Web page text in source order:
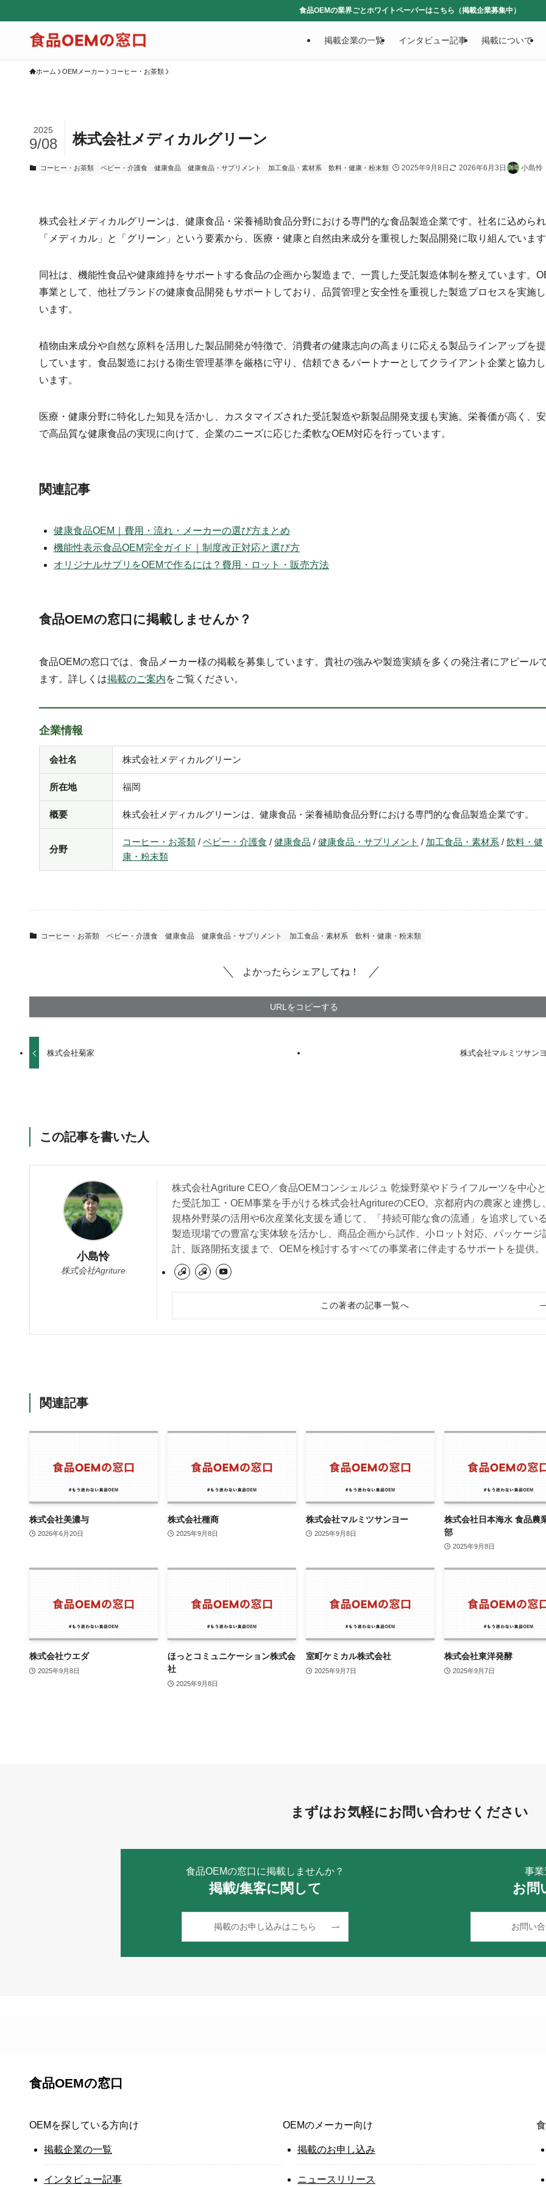
食品OEMの業界ごとホワイトペーパーはこちら（掲載企業募集中）
掲載企業の一覧 インタビュー記事 掲載について
ホーム OEMメーカー コーヒー・お茶類
株式会社メディカルグリーン
2025
9/08
コーヒー・お茶類 ベビー・介護食 健康食品 健康食品・サプリメント 加工食品・素材系 飲料・健康・粉末類 2025年9月8日 2026年6月3日 小島怜
株式会社メディカルグリーンは、健康食品・栄養補助食品分野における専門的な食品製造企業です。社名に込めら
「メディカル」と「グリーン」という要素から、医療・健康と自然由来成分を重視した製品開発に取り組んでいま
同社は、機能性食品や健康維持をサポートする食品の企画から製造まで、一貫した受託製造体制を整えています。
事業として、他社ブランドの健康食品開発もサポートしており、品質管理と安全性を重視した製造プロセスを実施
います。
植物由来成分や自然な原料を活用した製品開発が特徴で、消費者の健康志向の高まりに応える製品ラインアップを
しています。食品製造における衛生管理基準を厳格に守り、信頼できるパートナーとしてクライアント企業と協力
います。
医療・健康分野に特化した知見を活かし、カスタマイズされた受託製造や新製品開発支援も実施。栄養価が高く、
で高品質な健康食品の実現に向けて、企業のニーズに応じた柔軟なOEM対応を行っています。
関連記事
健康食品OEM｜費用・流れ・メーカーの選び方まとめ
機能性表示食品OEM完全ガイド｜制度改正対応と選び方
オリジナルサプリをOEMで作るには？費用・ロット・販売方法
食品OEMの窓口に掲載しませんか？
食品OEMの窓口では、食品メーカー様の掲載を募集しています。貴社の強みや製造実績を多くの発注者にアピール
ます。詳しくは掲載のご案内をご覧ください。
企業情報
会社名 株式会社メディカルグリーン
所在地 福岡
概要 株式会社メディカルグリーンは、健康食品・栄養補助食品分野における専門的な食品製造企業です。
分野
コーヒー・お茶類 / ベビー・介護食 / 健康食品 / 健康食品・サプリメント / 加工食品・素材系 / 飲料・健
康・粉末類
コーヒー・お茶類 ベビー・介護食 健康食品 健康食品・サプリメント 加工食品・素材系 飲料・健康・粉末類
よかったらシェアしてね！
URLをコピーする
株式会社菊家 株式会社マルミツサン
この記事を書いた人
小島怜
株式会社Agriture
株式会社Agriture CEO／食品OEMコンシェルジュ 乾燥野菜やドライフルーツを中心
た受託加工・OEM事業を手がける株式会社AgritureのCEO。京都府内の農家と連携し
規格外野菜の活用や6次産業化支援を通じて、「持続可能な食の流通」を追求してい
製造現場での豊富な実体験を活かし、商品企画から試作、小ロット対応、パッケージ
計、販路開拓支援まで、OEMを検討するすべての事業者に伴走するサポートを提供。
この著者の記事一覧へ
関連記事
株式会社美濃与
2026年6月20日
株式会社種商
2025年9月8日
株式会社マルミツサンヨー
2025年9月8日
株式会社日本海水 食品農
部
2025年9月8日
株式会社ウエダ
2025年9月8日
ほっとコミュニケーション株式会
社
2025年9月8日
室町ケミカル株式会社
2025年9月7日
株式会社東洋発酵
2025年9月7日
まずはお気軽にお問い合わせください
食品OEMの窓口に掲載しませんか？
掲載/集客に関して
掲載のお申し込みはこちら
事
お問
お問い
食品OEMの窓口
OEMを探している方向け
掲載企業の一覧
インタビュー記事
OEMのメーカー向け
掲載のお申し込み
ニュースリリース